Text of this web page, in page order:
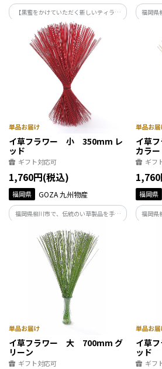
【黒蜜をかけていただく新しいティラミ
ス】 わらび餅とティラミス両方の美味し
さが味わえる特別な「和スイーツ」です。
材料・作り方にも、沢山こだわりが詰ま
った本格的なデザートです。
福岡県
イ草フラワー 小 350mm レ
ッド
ギフト対応可
1,760円(税込)
福岡県 GOZA 九州物産
福岡県柳川市で、伝統のい草製品を手が
ラワーです。
イ草
カラー
ギフ
福岡県
福岡県
イ草フラワー 大 700mm グ
リーン
ギフト対応可
イ草
ッド
ギフ